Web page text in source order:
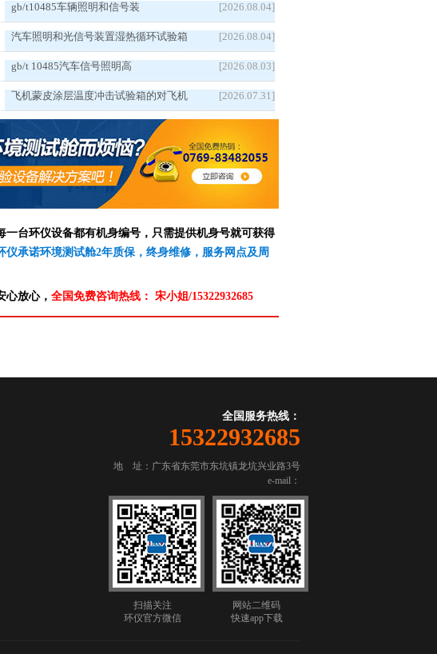
[2026.08.04]
gb/t10485车辆照明和信号装
[2026.08.04]
汽车照明和光信号装置湿热循环试验箱
[2026.08.03]
gb/t 10485汽车信号照明高
[2026.07.31]
飞机蒙皮涂层温度冲击试验箱的对飞机
一台环仪设备都有机身编号，只需提供机身号就可获得
承诺环境测试舱2年质保，终身维修，服务网点及周
心放心， 全国免费咨询热线： 宋小姐/15322932685
全国服务热线：
15322932685
地 址：广东省东莞市东坑镇龙坑兴业路3号
e-mail：
扫描关注
环仪官方微信
网站二维码
快速app下载